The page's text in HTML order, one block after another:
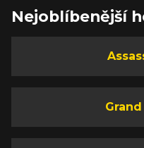
Nejoblíbenější